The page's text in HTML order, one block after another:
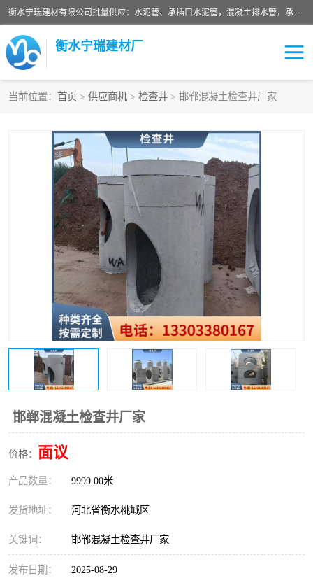
衡水宁瑞建材有限公司批量供应：水泥管、承插口水泥管，混凝土排水管，承插口水泥管，企口水泥管，钢承口水泥管，顶管，平口水泥管，水泥检查井，混凝土检查井，预制混凝土检查井，矩形检查井，圆形检查井等产品。
衡水宁瑞建材厂
当前位置： 首页 > 供应商机 > 检查井 > 邯郸混凝土检查井厂家
邯郸混凝土检查井厂家
价格： 面议
产品数量： 9999.00米
发货地址： 河北省衡水桃城区
关键词： 邯郸混凝土检查井厂家
发布日期： 2025-08-29
水泥检查井
圆形检查井 矩形检查井
混凝土检查井 预制混凝土检查井
企口水泥管 钢承口水泥管